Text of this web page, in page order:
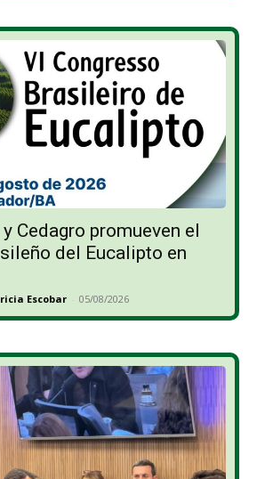
Cedagro promueven el
del Eucalipto en
Escobar - 05/08/2026